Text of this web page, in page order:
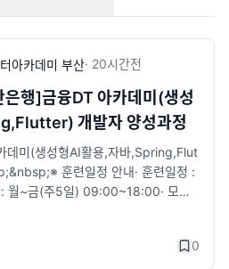
아카데미 부산· 20시간전
행]금융DT 아카데미(생성
개발자 양성과정
데미(생성형AI활용,자바,Spring,Flut
훈련일정 안내​· ​훈련일정 :
월~금(주5일) 09:00~18:00· 모집
· 국민내일배움 카드 발급 대상자·
수강혜택· 국
자부담 일부 발생, 국취 1유형, 2유형
0